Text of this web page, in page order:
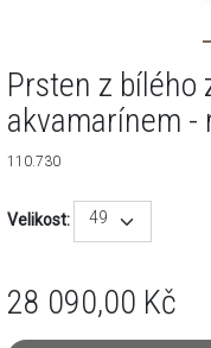
Prsten z bílého
akvamarínem -
110.730
Velikost: 49
28 090,00 Kč